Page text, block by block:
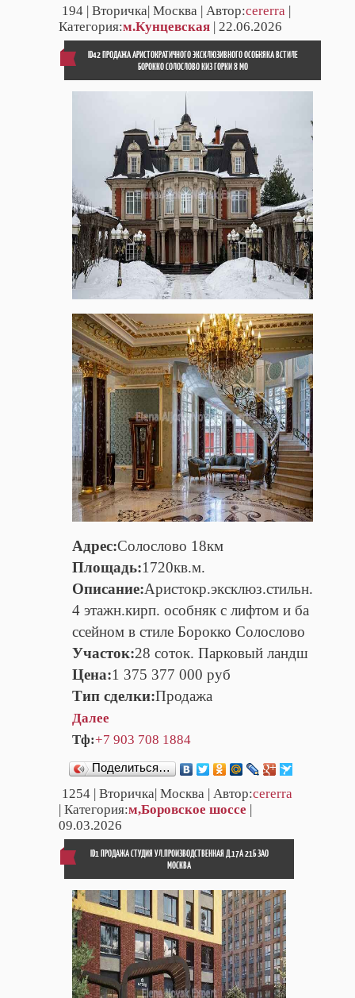
194 | Вторичка| Москва | Автор:cererra
Категория:м.Кунцевская | 22.06.2026
ID42 ПРОДАЖА АРИСТОКРАТИЧНОГО ЭКСКЛЮЗИВНОГО ОСОБНЯКА ВСТИЛЕ
БОРОККО СОЛОСЛОВО КИЗ ГОРКИ 8 МО
Адрес:Солослово 18км
Площадь:1720кв.м.
Описание:Аристокр.эксклюз.стильн.
4 этажн.кирп. особняк с лифтом и ба
ссейном в стиле Борокко Солослово
Участок:28 соток. Парковый ландш
Цена:1 375 377 000 руб
Тип сделки:Продажа
Далее
Тф:+7 903 708 1884
Поделиться…
1254 | Вторичка| Москва | Автор:cererra
| Категория:м,Боровское шоссе
09.03.2026
ID1 ПРОДАЖА СТУДИЯ УЛ.ПРОИЗВОДСТВЕННАЯ Д.17А 21Б ЗАО
МОСКВА